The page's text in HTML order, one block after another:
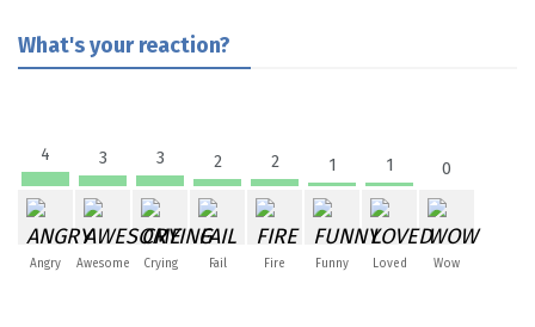
What's your reaction?
4
Angry
3
Awesome
3
Crying
2
Fail
2
Fire
1
Funny
1
Loved
0
Wow